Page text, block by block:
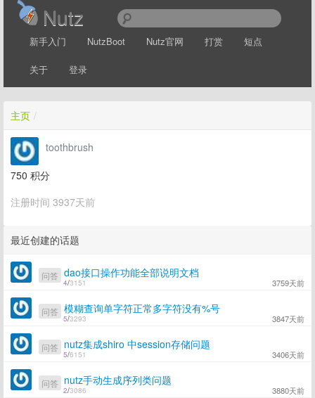
Nutz
新手入门 NutzBoot Nutz官网 打赏 短点
关于 登录
主页 /
toothbrush
750 积分
注册时间 3937天前
最近创建的话题
4/3151 3759天前
问答 dao接口操作功能全部说明文档
5/3293 3847天前
问答 模糊查询单字符正常多字符没有%号
5/6151 3406天前
问答 nutz集成shiro 中session存储问题
2/3086 3880天前
问答 nutz手动生成序列类问题